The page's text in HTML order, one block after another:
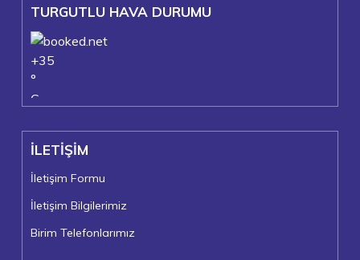
TURGUTLU HAVA DURUMU
+35
°
C
+24°
Turgutlu
Perşembe, 06
İLETİŞİM
İletişim Formu
İletişim Bilgilerimiz
Birim Telefonlarımız